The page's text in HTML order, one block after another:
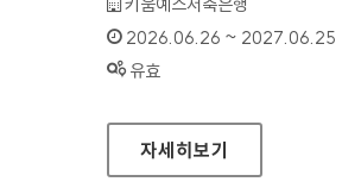
인증기간 :
2026.06.26 ~ 2027.06.25
상태 :
유효
키움예스저축은행(모바일웹)
자세히보기